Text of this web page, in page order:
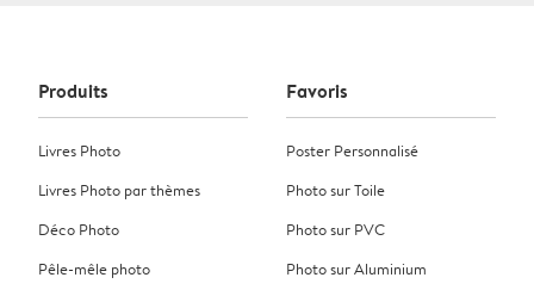
Produits
Livres Photo
Livres Photo par thèmes
Déco Photo
Pêle-mêle photo
Favoris
Poster Personnalisé
Photo sur Toile
Photo sur PVC
Photo sur Aluminium